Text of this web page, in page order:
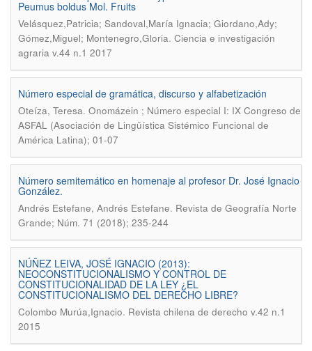
Peumus boldus Mol. Fruits
Velásquez,Patricia; Sandoval,María Ignacia; Giordano,Ady;
Gómez,Miguel; Montenegro,Gloria. Ciencia e investigación
agraria v.44 n.1 2017
Número especial de gramática, discurso y alfabetización
Oteíza, Teresa. Onomázein ; Número especial I: IX Congreso de
ASFAL (Asociación de Lingüística Sistémico Funcional de
América Latina); 01-07
Número semitemático en homenaje al profesor Dr. José Ignacio
González.
Andrés Estefane, Andrés Estefane. Revista de Geografía Norte
Grande; Núm. 71 (2018); 235-244
NÚÑEZ LEIVA, JOSÉ IGNACIO (2013):
NEOCONSTITUCIONALISMO Y CONTROL DE
CONSTITUCIONALIDAD DE LA LEY ¿EL
CONSTITUCIONALISMO DEL DERECHO LIBRE?
Colombo Murúa,Ignacio. Revista chilena de derecho v.42 n.1
2015